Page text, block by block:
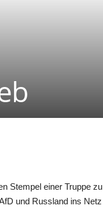
Stempel einer Truppe zu
und Russland ins Netz